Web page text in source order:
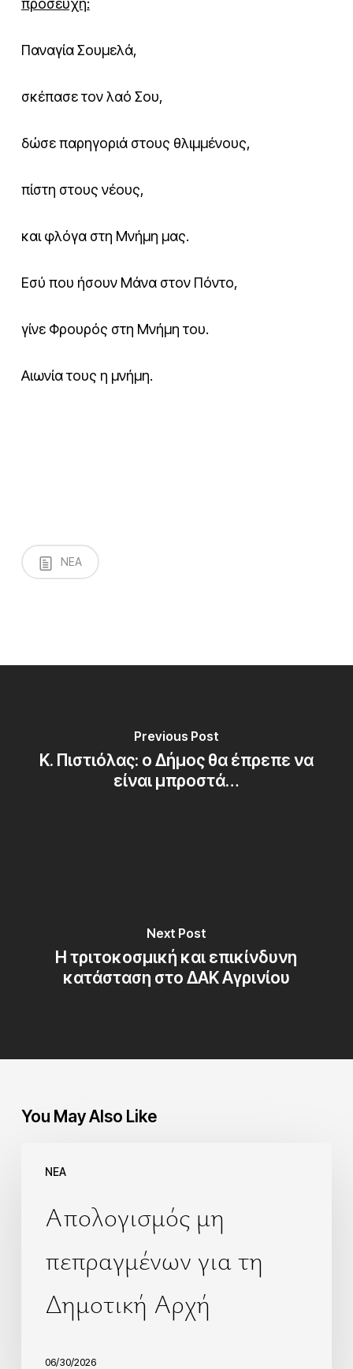
Παναγία Σουμελά,
σκέπασε τον λαό Σου,
δώσε παρηγοριά στους θλιμμένους,
πίστη στους νέους,
και φλόγα στη Μνήμη μας.
Εσύ που ήσουν Μάνα στον Πόντο,
γίνε Φρουρός στη Μνήμη του.
Αιωνία τους η μνήμη.
NEA
Previous Post
Κ. Πιστιόλας: ο Δήμος θα έπρεπε να
είναι μπροστά…
Next Post
Η τριτοκοσμική και επικίνδυνη
κατάσταση στο ΔΑΚ Αγρινίου
You May Also Like
NEA
Απολογισμός μη
πεπραγμένων για τη
Δημοτική Αρχή
06/30/2026